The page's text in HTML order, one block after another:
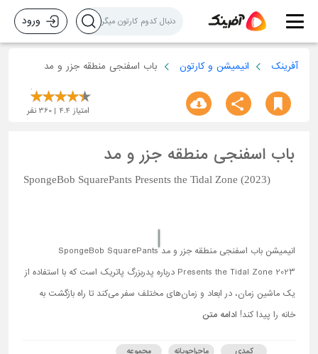
ورود
آفرینک انیمیشن و کارتون باب اسفنجی منطقه جزر و مد
امتیاز 4.4
360 نفر
باب اسفنجی منطقه جزر و مد
SpongeBob SquarePants Presents the Tidal Zone (2023)
انیمیشن باب اسفنجی منطقه جزر و مد SpongeBob SquarePants
Presents the Tidal Zone 2023 درباره پدربزرگ پاتریک است که با استفاده از
یک ماشین زمان، در ابعاد و زمان‌های مختلف سفر می‌کند تا راه بازگشت به
خانه را پیدا کند! ادامه متن
کمدی ماجراجویانه مجموعه